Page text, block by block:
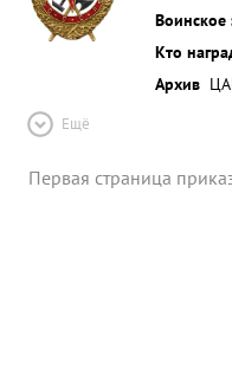
Воинское
Кто
Архив
Ещё
Первая страница